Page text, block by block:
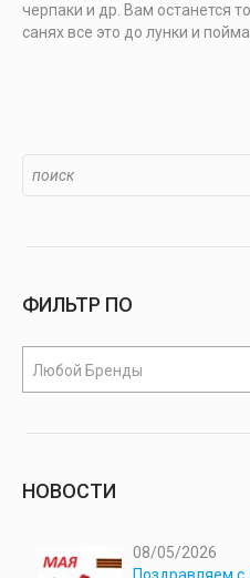
черпаки и др. Вам останется
санях все это до лунки и
ФИЛЬТР ПО
Любой Бренды
НОВОСТИ
08/05/2026